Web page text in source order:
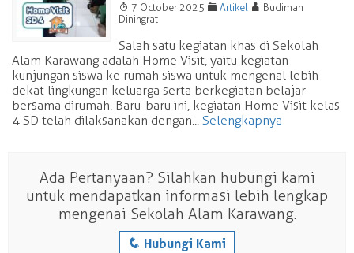
T 7 October 2025 F Artikel A Budiman
Diningrat
Salah satu kegiatan khas di Sekolah
Alam Karawang adalah Home Visit, yaitu kegiatan
kunjungan siswa ke rumah siswa untuk mengenal lebih
dekat lingkungan keluarga serta berkegiatan belajar
bersama dirumah. Baru-baru ini, kegiatan Home Visit kelas
4 SD telah dilaksanakan dengan... Selengkapnya
Ada Pertanyaan? Silahkan hubungi kami
untuk mendapatkan informasi lebih lengkap
mengenai Sekolah Alam Karawang.
q Hubungi Kami